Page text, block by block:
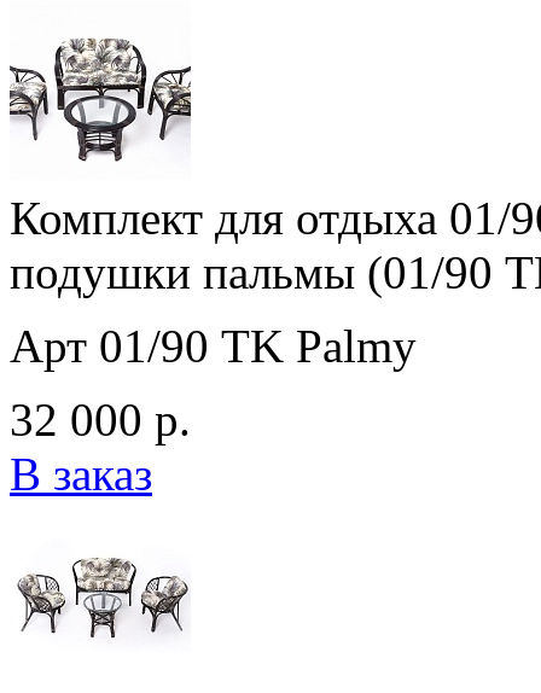
Комплект для отдыха 01/
подушки пальмы (01/90
Арт 01/90 TK Palmy
32 000 р.
В заказ